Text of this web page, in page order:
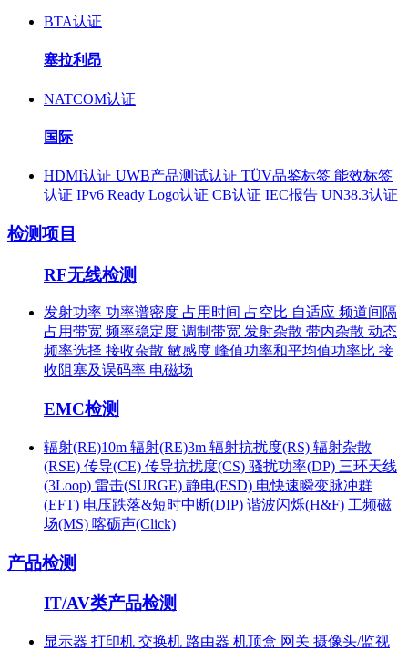
BTA认证
塞拉利昂
NATCOM认证
国际
HDMI认证 UWB产品测试认证 TÜV品鉴标签 能效标签
认证 IPv6 Ready Logo认证 CB认证 IEC报告 UN38.3认证
检测项目
RF无线检测
发射功率 功率谱密度 占用时间 占空比 自适应 频道间隔
占用带宽 频率稳定度 调制带宽 发射杂散 带内杂散 动态
频率选择 接收杂散 敏感度 峰值功率和平均值功率比 接
收阻塞及误码率 电磁场
EMC检测
辐射(RE)10m 辐射(RE)3m 辐射抗扰度(RS) 辐射杂散
(RSE) 传导(CE) 传导抗扰度(CS) 骚扰功率(DP) 三环天线
(3Loop) 雷击(SURGE) 静电(ESD) 电快速瞬变脉冲群
(EFT) 电压跌落&短时中断(DIP) 谐波闪烁(H&F) 工频磁
场(MS) 喀砺声(Click)
产品检测
IT/AV类产品检测
显示器 打印机 交换机 路由器 机顶盒 网关 摄像头/监视